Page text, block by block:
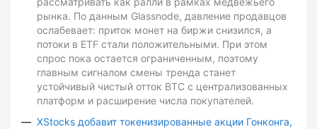
рынка. По данным Glassnode, давление продавцов
ослабевает: приток монет на биржи снизился, а
потоки в ETF стали положительными. При этом
спрос пока остается ограниченным, поэтому
главным сигналом смены тренда станет
устойчивый чистый отток BTC с централизованных
платформ и расширение числа покупателей.
XStocks добавит токенизированные акции Гонконга,